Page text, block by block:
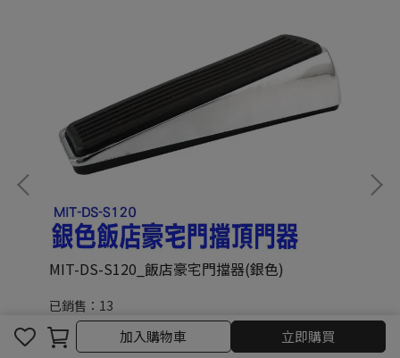
加入購物車 立即購買
MIT-DS-S120_飯店豪宅門擋器(銀色)
已銷售：13
NT$132